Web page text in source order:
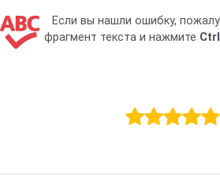
Если вы нашли ошибку,
фрагмент текста и нажмите